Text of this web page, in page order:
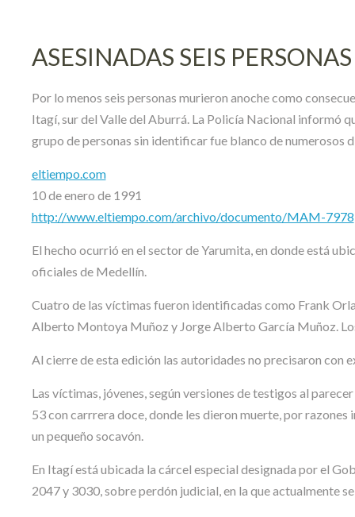
ASESINADAS SEIS
Por lo menos seis personas murieron anoche como
Itagí, sur del Valle del Aburrá. La Policía Nacional informó
grupo de personas sin identificar fue blanco de numerosos
eltiempo.com
10 de enero de 1991
http://www.eltiempo.com/archivo/documento/MAM-7978
El hecho ocurrió en el sector de Yarumita, en donde está
oficiales de Medellín.
Cuatro de las víctimas fueron identificadas como Frank
Alberto Montoya Muñoz y Jorge Alberto García Muñoz.
Al cierre de esta edición las autoridades no precisaron con
Las víctimas, jóvenes, según versiones de testigos al
53 con carrrera doce, donde les dieron muerte, por
un pequeño socavón.
En Itagí está ubicada la cárcel especial designada por el
2047 y 3030, sobre perdón judicial, en la que actualmente